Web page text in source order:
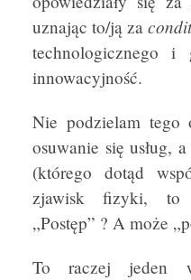
uznając to/ją za
technologicznego i
innowacyjność.
Nie podzielam tego
osuwanie się usług,
(którego dotąd
zjawisk fizyki, to
„Postęp” ? A może
To raczej jeden